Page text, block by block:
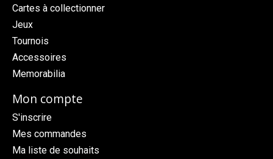
Cartes à collectionner
Jeux
Tournois
Accessoires
Memorabilia
Mon compte
S'inscrire
Mes commandes
Ma liste de souhaits